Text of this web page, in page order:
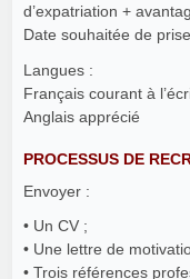
d’expatriation +
Date souhaitée de
Langues :
Français courant à
Anglais apprécié
PROCESSUS DE
Envoyer :
• Un CV ;
• Une lettre de
• Trois références